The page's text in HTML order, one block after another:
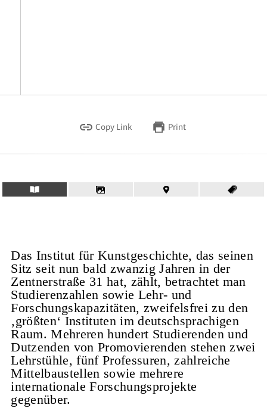
Copy Link Print
Das Institut für Kunstgeschichte, das seinen
Sitz seit nun bald zwanzig Jahren in der
Zentnerstraße 31 hat, zählt, betrachtet man
Studierenzahlen sowie Lehr- und
Forschungskapazitäten, zweifelsfrei zu den
‚größten‘ Instituten im deutschsprachigen
Raum. Mehreren hundert Studierenden und
Dutzenden von Promovierenden stehen zwei
Lehrstühle, fünf Professuren, zahlreiche
Mittelbaustellen sowie mehrere
internationale Forschungsprojekte
gegenüber.